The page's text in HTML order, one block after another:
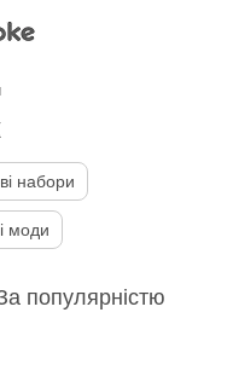
набори
моди
популярністю